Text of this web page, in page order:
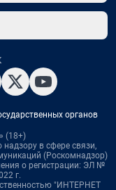
органов
(18+)
в сфере связи,
(Роскомнадзор)
о регистрации: ЭЛ №
г.
"ИНТЕРНЕТ